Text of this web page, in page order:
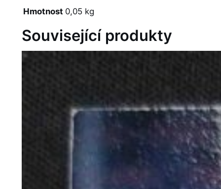
Hmotnost 0,05 kg
Související produkty